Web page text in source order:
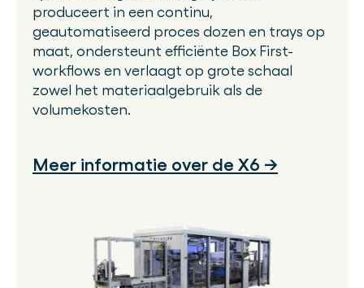
produceert in een continu,
geautomatiseerd proces dozen en trays op
maat, ondersteunt efficiënte Box First-
workflows en verlaagt op grote schaal
zowel het materiaalgebruik als de
volumekosten.
Meer informatie over de X6 →